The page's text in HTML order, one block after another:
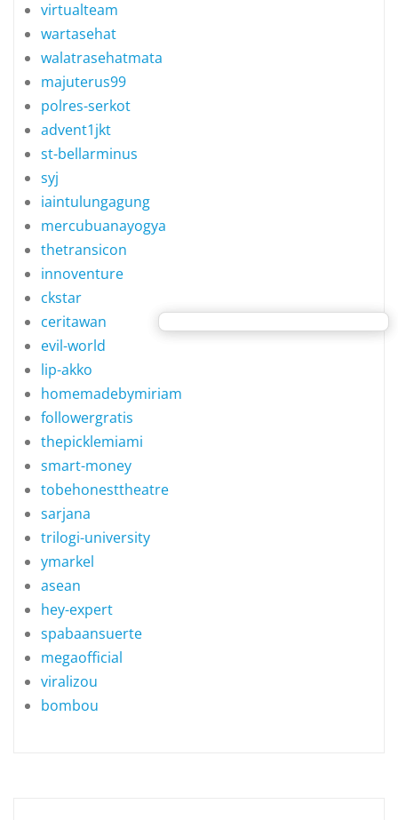
virtualteam
wartasehat
walatrasehatmata
majuterus99
polres-serkot
advent1jkt
st-bellarminus
syj
iaintulungagung
mercubuanayogya
thetransicon
innoventure
ckstar
ceritawan
evil-world
lip-akko
homemadebymiriam
followergratis
thepicklemiami
smart-money
tobehonesttheatre
sarjana
trilogi-university
ymarkel
asean
hey-expert
spabaansuerte
megaofficial
viralizou
bombou